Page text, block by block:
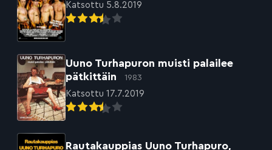
Katsottu 5.8.2019
Uuno Turhapuron muisti palailee
pätkittäin
1983
Katsottu 17.7.2019
Rautakauppias Uuno Turhapuro,